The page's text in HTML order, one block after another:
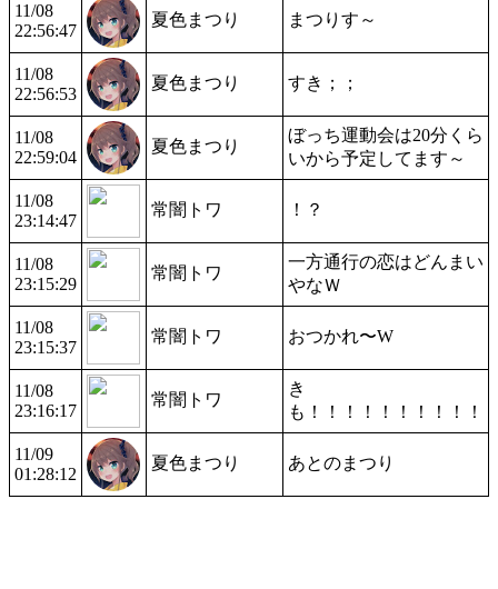
11/08
22:56:47
夏色まつり まつりす～
11/08
22:56:53
夏色まつり すき；；
11/08
22:59:04
夏色まつり
ぼっち運動会は20分くら
いから予定してます～
11/08
23:14:47
常闇トワ ！？
11/08
23:15:29
常闇トワ
一方通行の恋はどんまい
やなＷ
11/08
23:15:37
常闇トワ おつかれ〜W
11/08
23:16:17
常闇トワ
き
も！！！！！！！！！！
11/09
01:28:12
夏色まつり あとのまつり